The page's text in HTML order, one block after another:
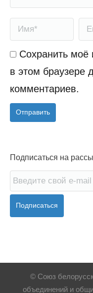
Имя *
Сохранить моё
в этом браузере
комментариев.
Отправить
Подписаться на
Подписаться
© Союз
объединений и